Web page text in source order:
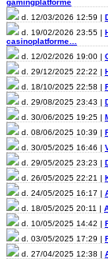
gamingplatforme
d. 12/03/2026 12:59 |
d. 19/02/2026 23:55 |
casinoplatforme…
d. 12/02/2026 19:00 |
d. 29/12/2025 22:22 |
d. 18/10/2025 22:58 |
d. 29/08/2025 23:43 |
d. 30/06/2025 19:25 |
d. 08/06/2025 10:39 |
d. 30/05/2025 16:46 |
d. 29/05/2025 23:23 |
d. 26/05/2025 22:21 |
d. 24/05/2025 16:17 |
d. 18/05/2025 20:11 |
d. 10/05/2025 14:42 |
d. 03/05/2025 17:29 |
d. 27/04/2025 12:38 |